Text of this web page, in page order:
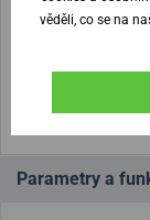
Parametry a
věděli, co se na